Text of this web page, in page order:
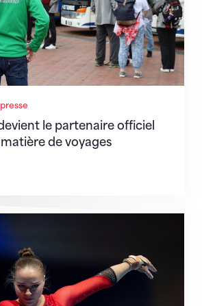
le partenaire officiel
de voyages